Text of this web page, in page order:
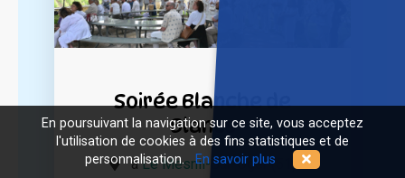
Soirée Blanche de
Blancs
àLe Mesnil-Sur-Oger (51)
En poursuivant la navigation sur ce site, vous acceptez
l'utilisation de cookies à des fins statistiques et de
personnalisation.En savoir plus